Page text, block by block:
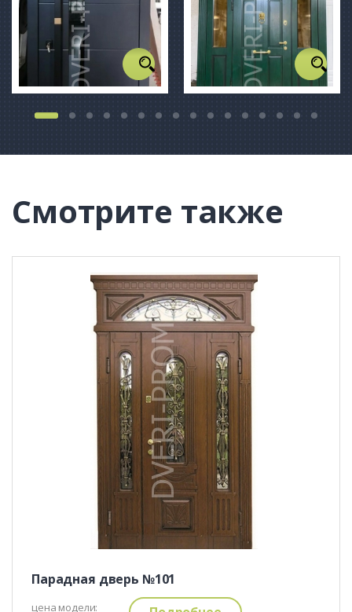
Смотрите также
Парадная дверь №101
цена модели: